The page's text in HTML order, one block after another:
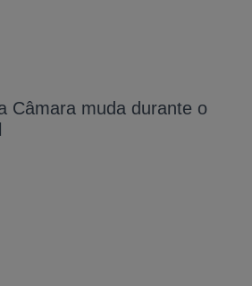
Câmara muda durante o